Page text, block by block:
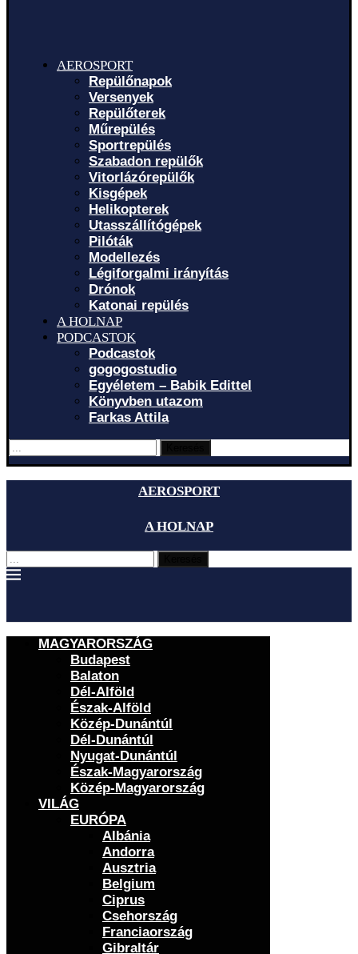
AEROSPORT
Repülőnapok
Versenyek
Repülőterek
Műrepülés
Sportrepülés
Szabadon repülők
Vitorlázórepülők
Kisgépek
Helikopterek
Utasszállítógépek
Pilóták
Modellezés
Légiforgalmi irányítás
Drónok
Katonai repülés
A HOLNAP
PODCASTOK
Podcastok
gogogostudio
Egyéletem – Babik Edittel
Könyvben utazom
Farkas Attila
AEROSPORT
A HOLNAP
MAGYARORSZÁG
Budapest
Balaton
Dél-Alföld
Észak-Alföld
Közép-Dunántúl
Dél-Dunántúl
Nyugat-Dunántúl
Észak-Magyarország
Közép-Magyarország
VILÁG
EURÓPA
Albánia
Andorra
Ausztria
Belgium
Ciprus
Csehország
Franciaország
Gibraltár